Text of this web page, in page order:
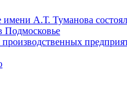
А.Т. Туманова
Подмосковье